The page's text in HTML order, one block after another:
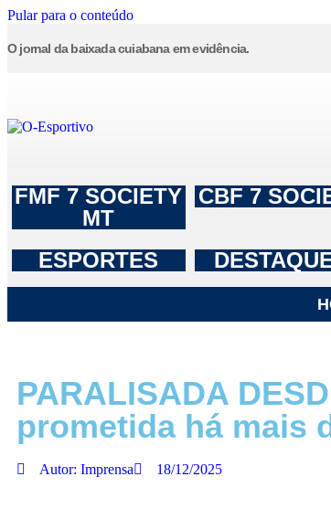
Pular para o conteúdo
O jornal da baixada cuiabana em evidência.
FMF 7 SOCIETY
MT
CBF 7
ESPORTES
PARALISADA
prometida há mais
Autor: Imprensa 18/12/2025